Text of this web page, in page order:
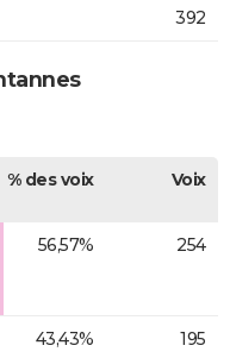
392
% des voix Voix
56,57% 254
43,43% 195